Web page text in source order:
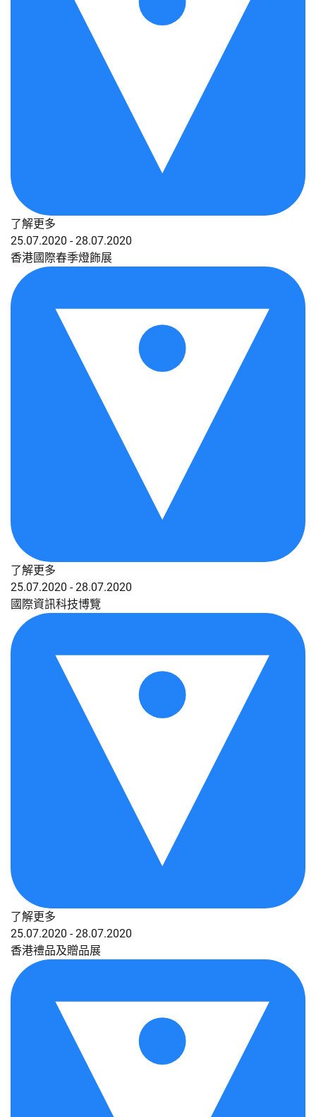
了解更多
25.07.2020 - 28.07.2020
香港國際春季燈飾展
了解更多
25.07.2020 - 28.07.2020
國際資訊科技博覽
了解更多
25.07.2020 - 28.07.2020
香港禮品及贈品展